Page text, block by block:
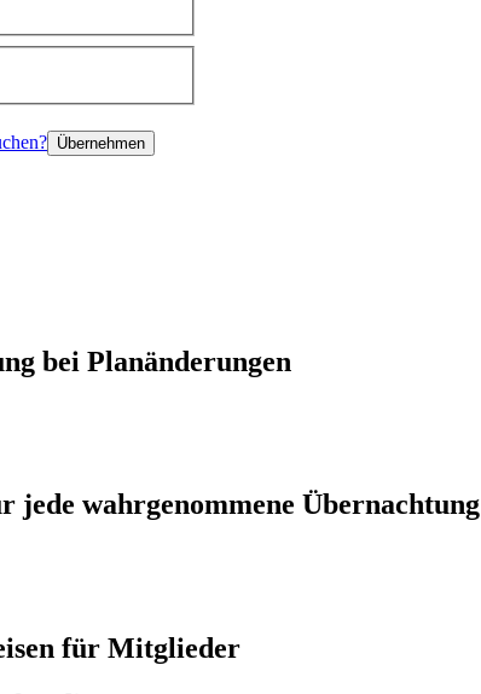
Übernehmen
bei Planänderungen
jede wahrgenommene Übernachtung
für Mitglieder